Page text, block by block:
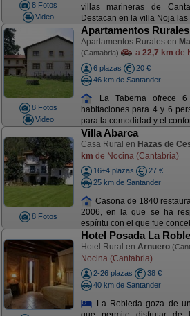
8 Fotos
Video
villas marineras de
Destacan en la villa Noja las
8 Fotos
Video
Apartamentos
Apartamentos Rurales en
(Cantabria) a 22,7 km de
6 plazas
20 €
46 km de Santander
La Taberna ofrece
habitaciones para 4 y 6
para la comodidad y el
8 Fotos
Villa Abarca
Casa Rural en Hazas de
km de Nocina (Cantabria)
16+4 plazas
27 €
25 km de Santander
Casona de 1840
2006, en la que se ha
espíritu con el que fue
Hotel Posada La
Hotel Rural en Arnuero
Nocina (Cantabria)
2-26 plazas
38 €
40 km de Santander
La Robleda goza de